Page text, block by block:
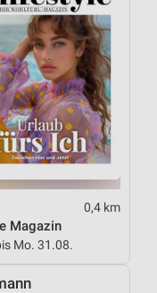
0,4 km
Magazin
Mo. 31.08.